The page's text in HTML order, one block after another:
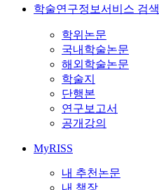
학술연구정보서비스 검색
학위논문
국내학술논문
해외학술논문
학술지
단행본
연구보고서
공개강의
MyRISS
내 추천논문
내 책장